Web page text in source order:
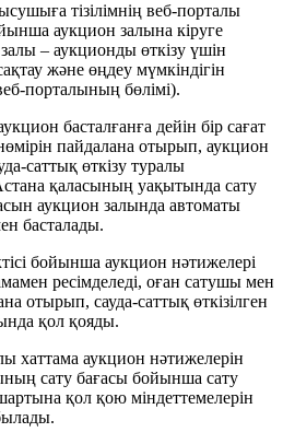
тізілімнің веб-порталы
аукцион залына кіруге
– аукционды өткізу үшін
және өңдеу мүмкіндігін
порталының бөлімі).
басталғанға дейін бір сағат
пайдалана отырып, аукцион
саттық өткізу туралы
қаласының уақытында сату
аукцион залында автоматы
басталады.
бойынша аукцион нәтижелері
ресімделеді, оған сатушы мен
отырып, сауда-саттық өткізілген
қол қояды.
хаттама аукцион нәтижелерін
сату бағасы бойынша сату
қол қою міндеттемелерін